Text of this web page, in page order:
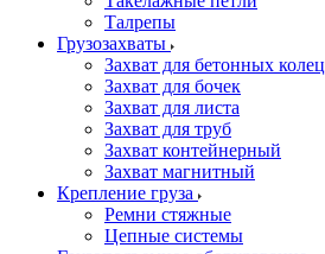
Талрепы
Грузозахваты
Захват для бетонных колец
Захват для бочек
Захват для листа
Захват для труб
Захват контейнерный
Захват магнитный
Крепление груза
Ремни стяжные
Цепные системы